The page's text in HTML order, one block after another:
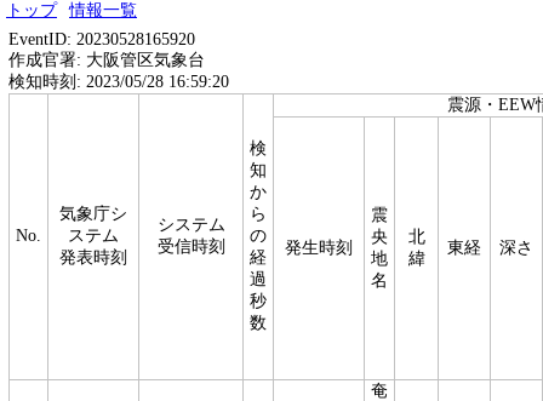
トップ
情報一覧
EventID: 20230528165920
作成官署: 大阪管区気象台
検知時刻: 2023/05/28 16:59:20
No.
気象庁シ
ステム
発表時刻
システム
受信時刻
検
知
か
ら
の
経
過
秒
数
震源・EEW
発生時刻
震
央
地
名
北
緯
東経 深さ
奄